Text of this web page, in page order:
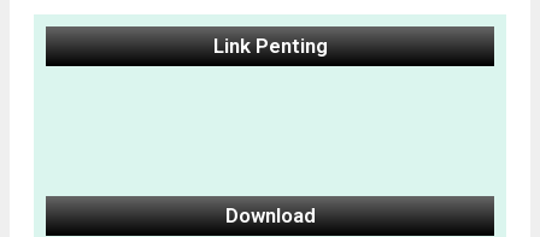
Link Penting
Download